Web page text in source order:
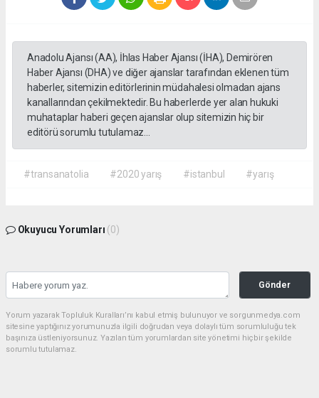
Anadolu Ajansı (AA), İhlas Haber Ajansı (İHA), Demirören
Haber Ajansı (DHA) ve diğer ajanslar tarafından eklenen tüm
haberler, sitemizin editörlerinin müdahalesi olmadan ajans
kanallarından çekilmektedir. Bu haberlerde yer alan hukuki
muhataplar haberi geçen ajanslar olup sitemizin hiç bir
editörü sorumlu tutulamaz...
#transanatolia #2020 yarış #istanbul #yarış
Okuyucu Yorumları (0)
Gönder
Yorum yazarak Topluluk Kuralları’nı kabul etmiş bulunuyor ve sorgunmedya.com
sitesine yaptığınız yorumunuzla ilgili doğrudan veya dolaylı tüm sorumluluğu tek
başınıza üstleniyorsunuz. Yazılan tüm yorumlardan site yönetimi hiçbir şekilde
sorumlu tutulamaz.